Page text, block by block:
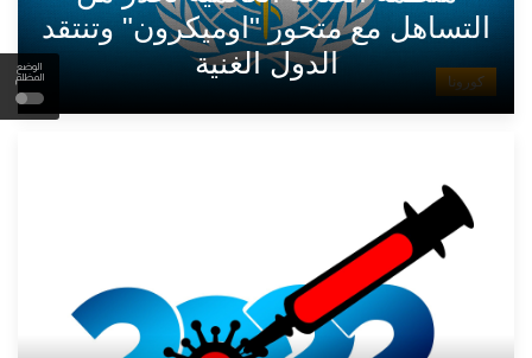
الوضع
المظلم
كورونا
التساهل مع متحور "اوميكرون" وتنتقد
الدول الغنية